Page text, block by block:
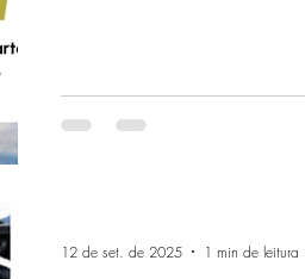
12 de set. de 2025 1 min de leitura